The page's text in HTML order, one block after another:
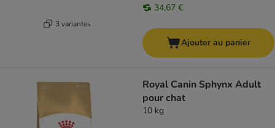
3 variantes
34,67 €
Ajouter au panier
Royal Canin Sphynx Adult
pour chat
10 kg